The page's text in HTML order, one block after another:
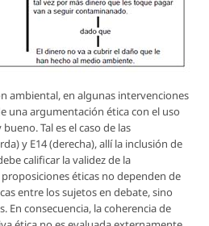
ambiental, en algunas intervenciones
una argumentación ética con el uso
Tal es el caso de las
y E14 (derecha), allí la inclusión de
calificar la validez de la
éticas no dependen de
entre los sujetos en debate, sino
En consecuencia, la coherencia de